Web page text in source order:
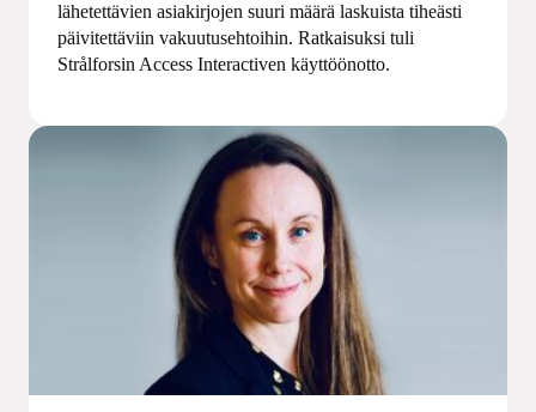
lähetettävien asiakirjojen suuri määrä laskuista tiheästi
päivitettäviin vakuutusehtoihin. Ratkaisuksi tuli
Strålforsin Access Interactiven käyttöönotto.